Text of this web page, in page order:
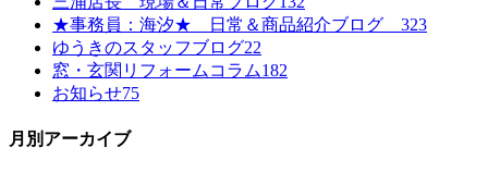
★事務員：海汐★ 日常＆商品紹介ブログ 323
ゆうきのスタッフブログ22
窓・玄関リフォームコラム182
お知らせ75
月別アーカイブ